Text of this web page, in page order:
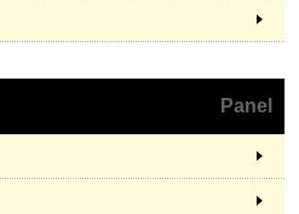
Panel